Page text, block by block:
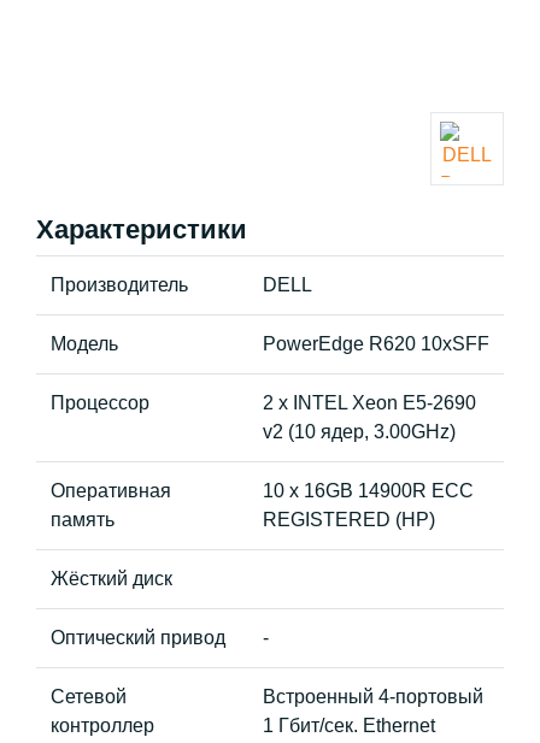
Характеристики
Производитель DELL
Модель PowerEdge R620 10xSFF
Процессор
2 x INTEL Xeon E5-2690
v2 (10 ядер, 3.00GHz)
Оперативная
память
10 x 16GB 14900R ECC
REGISTERED (HP)
Жёсткий диск
Оптический привод -
Сетевой
контроллер
Встроенный 4-портовый
1 Гбит/сек. Ethernet